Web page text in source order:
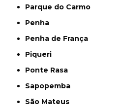
Parque do Carmo
Penha
Penha de França
Piqueri
Ponte Rasa
Sapopemba
São Mateus